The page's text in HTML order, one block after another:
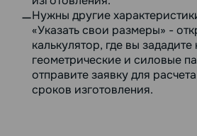
Нужны другие
«Указать свои размеры» -
калькулятор, где вы
геометрические и силовые
отправите заявку для
сроков изготовления.